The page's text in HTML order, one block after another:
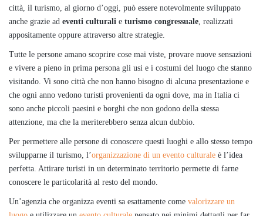
città, il turismo, al giorno d’oggi, può essere notevolmente sviluppato
anche grazie ad eventi culturali e turismo congressuale, realizzati
appositamente oppure attraverso altre strategie.
Tutte le persone amano scoprire cose mai viste, provare nuove sensazioni
e vivere a pieno in prima persona gli usi e i costumi del luogo che stanno
visitando. Vi sono città che non hanno bisogno di alcuna presentazione e
che ogni anno vedono turisti provenienti da ogni dove, ma in Italia ci
sono anche piccoli paesini e borghi che non godono della stessa
attenzione, ma che la meriterebbero senza alcun dubbio.
Per permettere alle persone di conoscere questi luoghi e allo stesso tempo
svilupparne il turismo, l’organizzazione di un evento culturale è l’idea
perfetta. Attirare turisti in un determinato territorio permette di farne
conoscere le particolarità al resto del mondo.
Un’agenzia che organizza eventi sa esattamente come valorizzare un